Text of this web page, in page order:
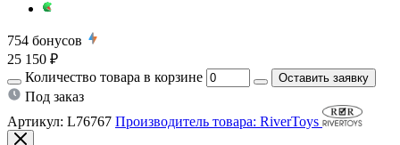
754 бонусов
25 150 ₽
Количество товара в корзине
Оставить заявку
Под заказ
Артикул: L76767 Производитель товара: RiverToys